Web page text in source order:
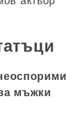
мъжки